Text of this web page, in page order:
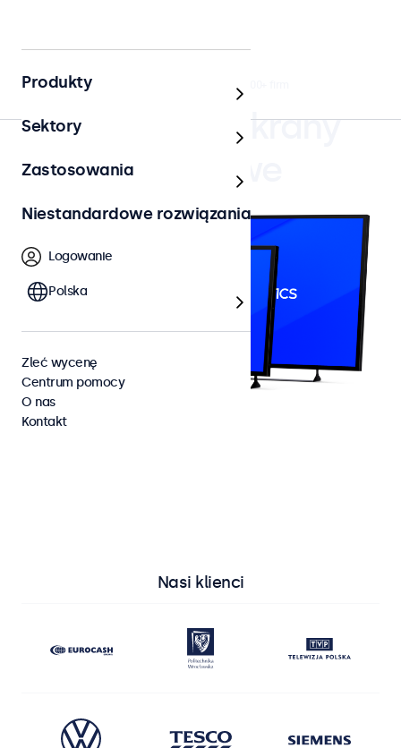
4.8/5 ocenione przez 5000+ firm
Monitory i ekrany
dotykowe
Nasi klienci
Produkty
Sektory
Zastosowania
Niestandardowe rozwiązania
Logowanie
Polska
Zleć wycenę
Centrum pomocy
O nas
Kontakt